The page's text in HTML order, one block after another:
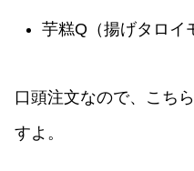
芋糕Q（揚げタロイ
口頭注文なので、こち
すよ。